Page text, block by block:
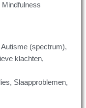
(spectrum),
klachten,
Slaapproblemen,